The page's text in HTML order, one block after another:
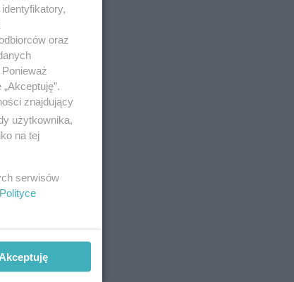
oraz
znajdujący
użytkownika,
na tej
serwisów
Polityce
Akceptuję